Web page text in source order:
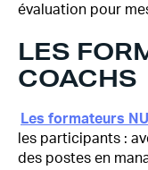
évaluation pour
LES
COACHS
Les formateurs
les participants :
des postes en